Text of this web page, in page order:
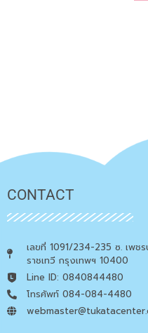
CONTACT
เลขที่ 1091/234-235 ซ. เพช
ราชเทวี กรุงเทพฯ 10400
Line ID: 0840844480
โทรศัพท์ 084-084-4480